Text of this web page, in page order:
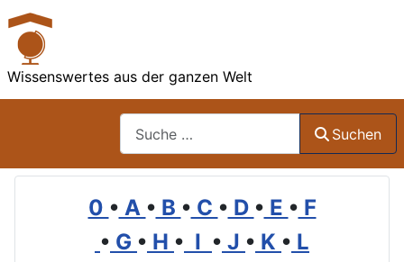
Wissenswertes aus der ganzen Welt
Suchen
0 • A • B • C • D • E • F
• G • H • I • J • K • L